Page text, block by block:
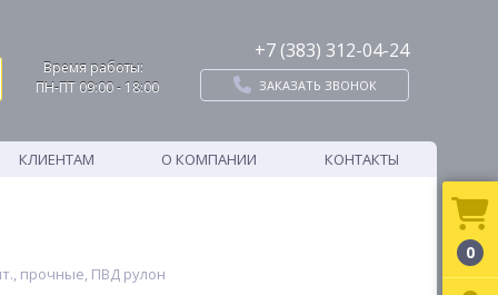
Время работы:
ПН-ПТ 09:00 - 18:00
+7 (383) 312-04-24
ЗАКАЗАТЬ ЗВОНОК
КЛИЕНТАМ О КОМПАНИИ КОНТАКТЫ
прочные, ПВД рулон
0